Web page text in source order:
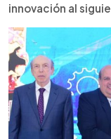
innovación al